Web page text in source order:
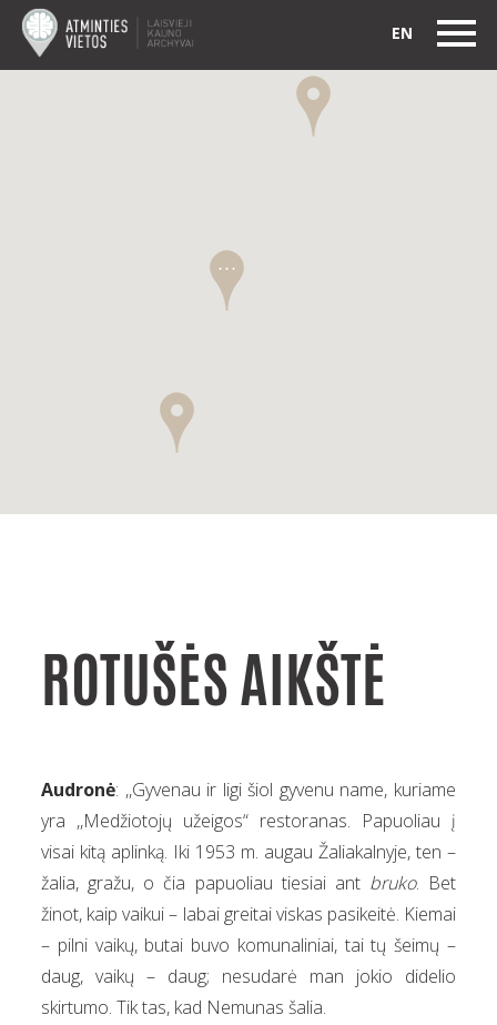
EN
. . .
ROTUŠĖS AIKŠTĖ
Audronė: ,,Gyvenau ir ligi šiol gyvenu name, kuriame
yra ,,Medžiotojų užeigos“ restoranas. Papuoliau į
visai kitą aplinką. Iki 1953 m. augau Žaliakalnyje, ten –
žalia, gražu, o čia papuoliau tiesiai ant bruko. Bet
žinot, kaip vaikui – labai greitai viskas pasikeitė. Kiemai
– pilni vaikų, butai buvo komunaliniai, tai tų šeimų –
daug, vaikų – daug; nesudarė man jokio didelio
skirtumo. Tik tas, kad Nemunas šalia.